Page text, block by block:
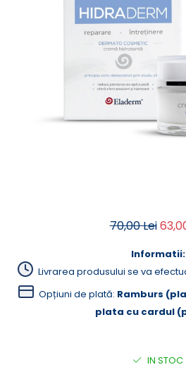
Creme Emoliente
Produse pentru pete pigmentare
Evidence skincare
70,00 Lei
Informatii:
Livrarea produsului se va
Opțiuni de plată: Ramburs
plata cu cardul
IN STOC